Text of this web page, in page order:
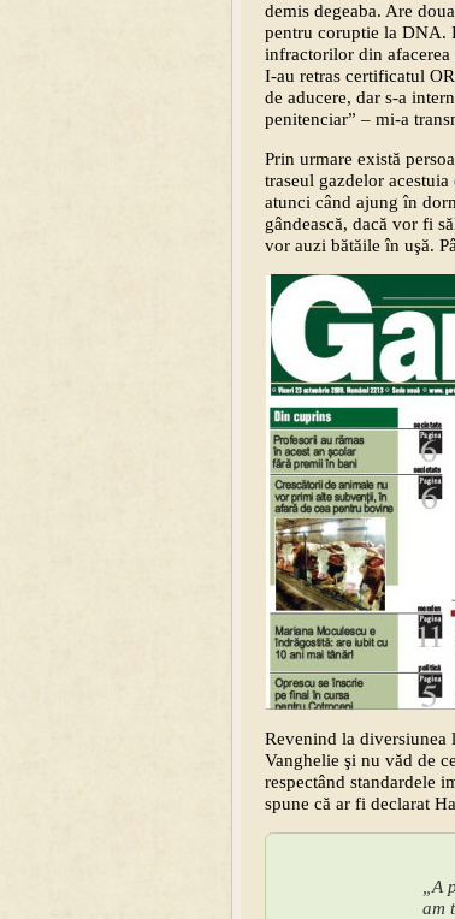
demis degeaba. Are
pentru coruptie la DNA.
infractorilor din
I-au retras certificatul
de aducere, dar s-a
penitenciar” – mi-a
Prin urmare există
traseul gazdelor
atunci când ajung în
gândească, dacă vor fi
vor auzi bătăile în uşă.
Revenind la diversiunea
Vanghelie şi nu văd de
respectând standardele
spune că ar fi declarat
am